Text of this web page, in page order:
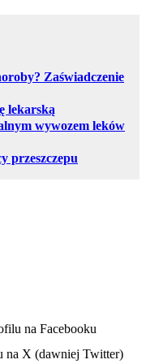
Zaświadczenie
lekarską
wywozem leków
przeszczepu
na Facebooku
na X (dawniej Twitter)